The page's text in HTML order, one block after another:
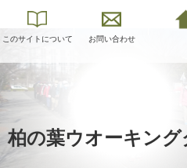
このサイトについて お問い合わせ
柏の葉ウオーキン